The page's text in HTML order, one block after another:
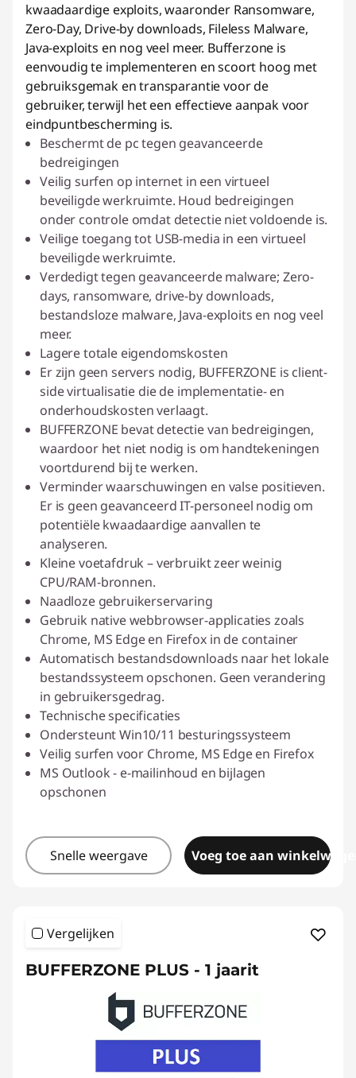
kwaadaardige exploits, waaronder Ransomware,
Zero-Day, Drive-by downloads, Fileless Malware,
Java-exploits en nog veel meer. Bufferzone is
eenvoudig te implementeren en scoort hoog met
gebruiksgemak en transparantie voor de
gebruiker, terwijl het een effectieve aanpak voor
eindpuntbescherming is.
Beschermt de pc tegen geavanceerde
bedreigingen
Veilig surfen op internet in een virtueel
beveiligde werkruimte. Houd bedreigingen
onder controle omdat detectie niet voldoende is.
Veilige toegang tot USB-media in een virtueel
beveiligde werkruimte.
Verdedigt tegen geavanceerde malware; Zero-
days, ransomware, drive-by downloads,
bestandsloze malware, Java-exploits en nog veel
meer.
Lagere totale eigendomskosten
Er zijn geen servers nodig, BUFFERZONE is client-
side virtualisatie die de implementatie- en
onderhoudskosten verlaagt.
BUFFERZONE bevat detectie van bedreigingen,
waardoor het niet nodig is om handtekeningen
voortdurend bij te werken.
Verminder waarschuwingen en valse positieven.
Er is geen geavanceerd IT-personeel nodig om
potentiële kwaadaardige aanvallen te
analyseren.
Kleine voetafdruk – verbruikt zeer weinig
CPU/RAM-bronnen.
Naadloze gebruikerservaring
Gebruik native webbrowser-applicaties zoals
Chrome, MS Edge en Firefox in de container
Automatisch bestandsdownloads naar het lokale
bestandssysteem opschonen. Geen verandering
in gebruikersgedrag.
Technische specificaties
Ondersteunt Win10/11 besturingssysteem
Veilig surfen voor Chrome, MS Edge en Firefox
MS Outlook - e-mailinhoud en bijlagen
opschonen
Snelle weergave Voeg toe aan
Vergelijken
BUFFERZONE PLUS - 1 jaarit